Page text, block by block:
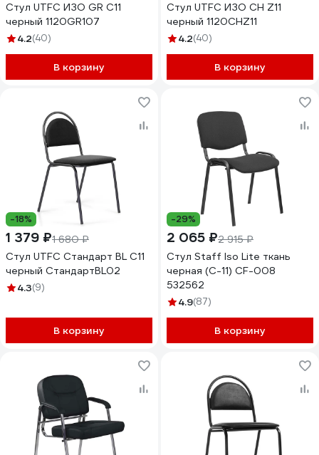
Стул UTFC ИЗО GR С11
черный 1120GR107
4.2(40)
В корзину
Стул UTFC ИЗО СН Z11
черный 1120CHZ11
4.2(40)
В корзину
-18%
1 379 ₽1 680 ₽
Стул UTFC Стандарт BL С11
черный СтандартBL02
4.3(9)
В корзину
-29%
2 065 ₽2 915 ₽
Стул Staff Iso Lite ткань
черная (С-11) CF-008
532562
4.9(87)
В корзину